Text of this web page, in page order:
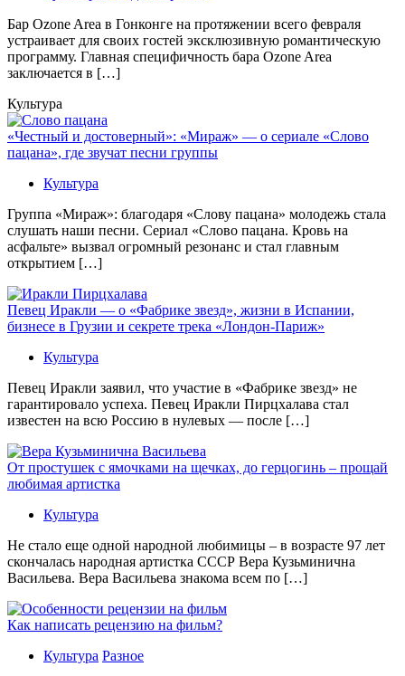
Бaр Ozone Area в Гонконге на протяжении всего февраля
устраивает для своих гостей эксклюзивную романтическую
программу. Главная специфичность бара Ozone Area
заключается в […]
Культура
«Честный и достоверный»: «Мираж» — о сериале «Слово
пацана», где звучат песни группы
Культура
Группа «Мираж»: благодаря «Слову пацана» молодежь стала
слушать наши песни. Сериал «Слово пацана. Кровь на
асфальте» вызвал огромный резонанс и стал главным
открытием […]
Певец Иракли — о «Фабрике звезд», жизни в Испании,
бизнесе в Грузии и секрете трека «Лондон-Париж»
Культура
Певец Иракли заявил, что участие в «Фабрике звезд» не
гарантировало успеха. Певец Иракли Пирцхалава стал
известен на всю Россию в нулевых — после […]
От простушек с ямочками на щечках, до герцогинь – прощай
любимая артистка
Культура
Не стало еще одной народной любимицы – в возрасте 97 лет
скончалась народная артистка СССР Вера Кузьминична
Васильева. Вера Васильева знакома всем по […]
Как написать рецензию на фильм?
Культура Разное